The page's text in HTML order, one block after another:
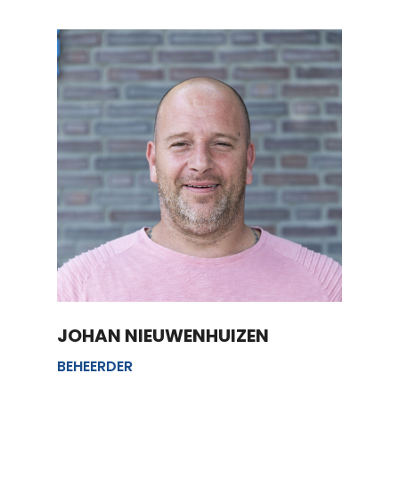
JOHAN NIEUWENHUIZEN
BEHEERDER